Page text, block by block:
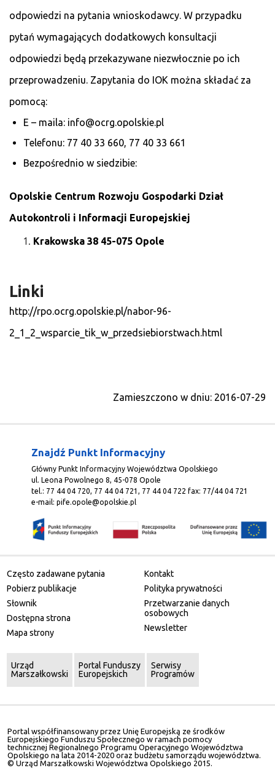
odpowiedzi na pytania wnioskodawcy. W przypadku
pytań wymagających dodatkowych konsultacji
odpowiedzi będą przekazywane niezwłocznie po ich
przeprowadzeniu. Zapytania do IOK można składać za
pomocą:
E – maila: info@ocrg.opolskie.pl
Telefonu: 77 40 33 660, 77 40 33 661
Bezpośrednio w siedzibie:
Opolskie Centrum Rozwoju Gospodarki Dział
Autokontroli i Informacji Europejskiej
Krakowska 38 45-075 Opole
Linki
http://rpo.ocrg.opolskie.pl/nabor-96-
2_1_2_wsparcie_tik_w_przedsiebiorstwach.html
Zamieszczono w dniu: 2016-07-29
Znajdź Punkt Informacyjny
Główny Punkt Informacyjny Województwa Opolskiego
ul. Leona Powolnego 8, 45-078 Opole
tel.: 77 44 04 720, 77 44 04 721, 77 44 04 722 fax: 77/44 04 721
e-mail:pife.opole@opolskie.pl
Często zadawane pytania
Pobierz publikacje
Słownik
Dostępna strona
Mapa strony
Kontakt
Polityka prywatności
Przetwarzanie danych
osobowych
Newsletter
Urząd
Marszałkowski
Portal Funduszy
Europejskich
Serwisy
Programów
Portal współfinansowany przez Unię Europejską ze środków
Europejskiego Funduszu Społecznego w ramach pomocy
technicznej Regionalnego Programu Operacyjnego Województwa
Opolskiego na lata 2014-2020 oraz budżetu samorządu województwa.
© Urząd Marszałkowski Województwa Opolskiego 2015.